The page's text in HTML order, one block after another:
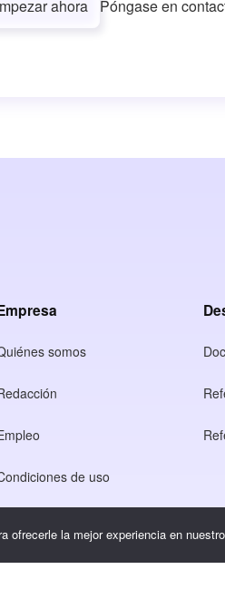
ahora Póngase en
somos
de uso
ofrecerle la mejor experiencia en